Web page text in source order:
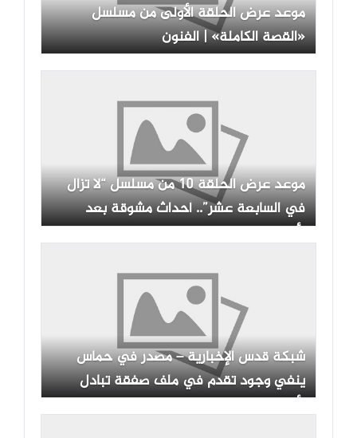
موعد عرض الحلقة الأولى من مسلسل
«القصة الكاملة» | الفنون
موعد عرض الحلقة 10 من مسلسل “لا تزال
في السابعة عشر”.. أحداث مشوقة بعد
الأزمات
شبكة قدس الإخبارية – مصدر في حماس
ينفي وجود تقدم في ملف صفقة تبادل
الأسرى مع الاحتلال